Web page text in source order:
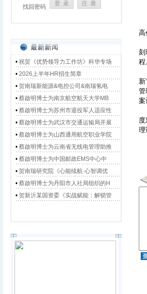
找回密码
• 祝贺《优势领导力工作坊》科华专场
• 2026上半年HR招生简章
• 贺南瑞新能源&电控公司&南瑞氢电
• 蔡啟明博士为南京航空航天大学MB
• 蔡啟明博士为苏州市退役军人适应性
• 蔡啟明博士为武汉市交通运输局开展
• 蔡啟明博士为山西通用航空职业学院
• 蔡啟明博士为云南省无线电管理助推
• 蔡啟明博士为中国邮政EMS中心中
• 贺南瑞研究院《心能续航·心智调优
• 蔡啟明博士为丹阳市人社局组织的H
• 贺新沂某国资委《实战赋能：解锁管
高
刻
程
管
案
理